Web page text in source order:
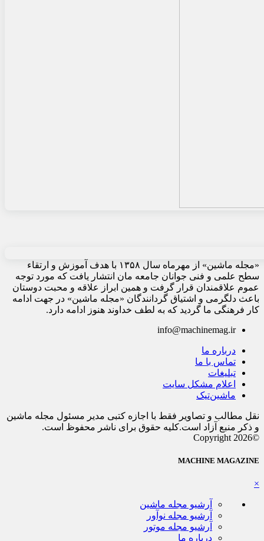
«مجله ماشین» از مهرماه سال ۱۳۵۸ با هدف آموزش و ارتقاء
سطح علمی و فنی جوانان جامعه مان انتشار یافت که مورد توجه
عموم علاقمندان قرار گرفت و همین ابراز علاقه و محبت دوستان
باعث دلگرمی و اشتیاق گردانندگان «مجله ماشین» در جهت ادامه
کار فرهنگی ما گردید که به لطف خداوند هنوز ادامه دارد.
info@machinemag.ir
درباره ما
تماس با ما
تبلیغات
اعلام مشکل سایت
ماشین‌تیک
نقل مطالب و تصاویر فقط با اجازه کتبی مدیر مسئول مجله ماشین
و ذکر منبع آزاد است.کلیه حقوق برای ناشر محفوظ است.
©Copyright 2026
MACHINE MAGAZINE
×
آرشیو مجله ماشین
آرشیو مجله نوآور
آرشیو مجله موتور
درباره ما